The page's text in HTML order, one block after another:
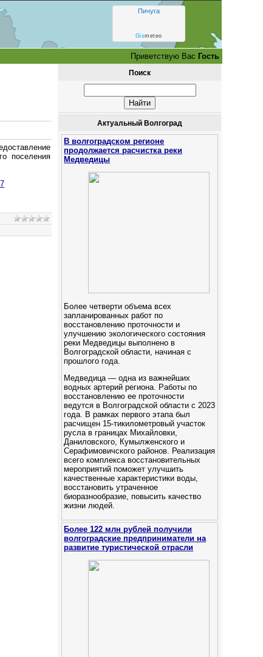
Пичуга
Gismeteo
Приветствую Вас Гость
поселения
Поиск
Актуальный Волгоград
В волгоградском регионе
продолжается расчистка реки
Медведицы
Более четверти объема всех
запланированных работ по
восстановлению проточности и
улучшению экологического состояния
реки Медведицы выполнено в
Волгоградской области, начиная с
прошлого года.
Медведица — одна из важнейших
водных артерий региона. Работы по
восстановлению ее проточности
ведутся в Волгоградской области с 2023
года. В рамках первого этапа был
расчищен 15-тикилометровый участок
русла в границах Михайловки,
Даниловского, Кумылженского и
Серафимовичского районов. Реализация
всего комплекса восстановительных
мероприятий поможет улучшить
качественные характеристики воды,
восстановить утраченное
биоразнообразие, повысить качество
жизни людей.
Более 122 млн рублей получили
волгоградские предприниматели на
развитие туристической отрасли